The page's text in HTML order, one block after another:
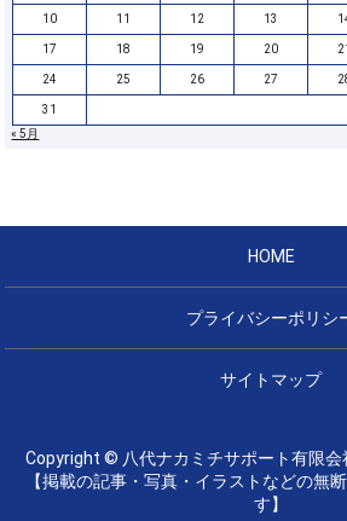
10 11 12 13
17 18 19 20
24 25 26 27
31
« 5月
HOME
プライバシーポリシ
サイトマップ
Copyright © 八代ナカミチサポート有限会
【掲載の記事・写真・イラストなどの無
す】